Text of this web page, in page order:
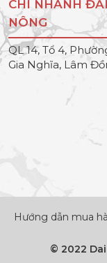
CHI NHÁNH
NÔNG
QL 14, Tổ 4,
Gia Nghĩa, Lâm
Hướng dẫn mua
© 2022